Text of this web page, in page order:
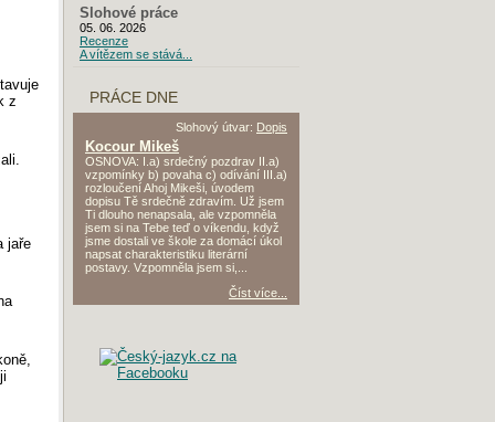
z
jaře
Slohové práce
05. 06. 2026
Recenze
A vítězem se stává...
PRÁCE DNE
Slohový útvar: Dopis
Kocour Mikeš
OSNOVA: I.a) srdečný pozdrav II.a)
vzpomínky b) povaha c) odívání III.a)
rozloučení Ahoj Mikeši, úvodem
dopisu Tě srdečně zdravím. Už jsem
Ti dlouho nenapsala, ale vzpomněla
jsem si na Tebe teď o víkendu, když
jsme dostali ve škole za domácí úkol
napsat charakteristiku literární
postavy. Vzpomněla jsem si,...
Číst více...